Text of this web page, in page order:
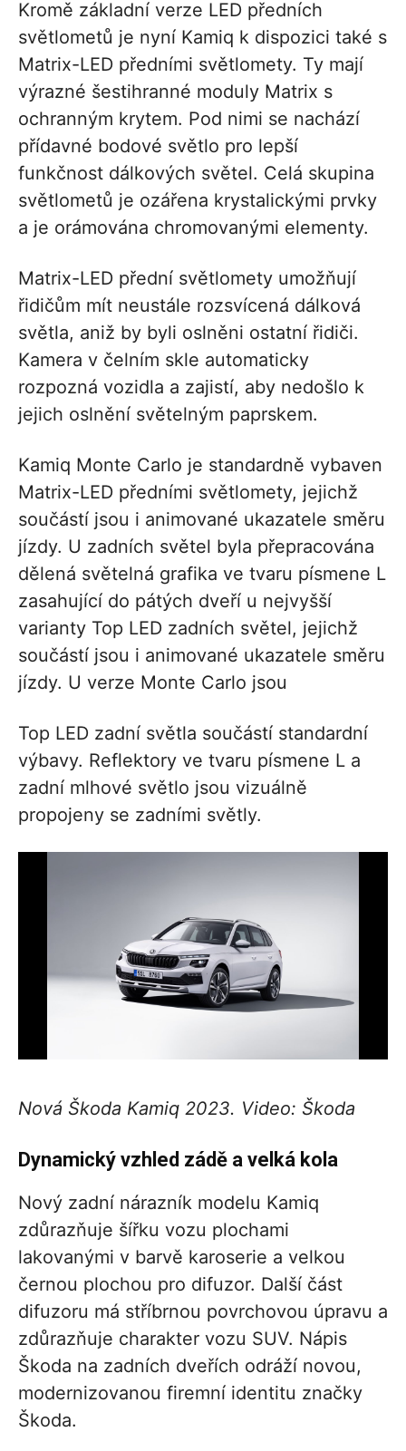
Kromě základní verze LED předních
světlometů je nyní Kamiq k dispozici také s
Matrix-LED předními světlomety. Ty mají
výrazné šestihranné moduly Matrix s
ochranným krytem. Pod nimi se nachází
přídavné bodové světlo pro lepší
funkčnost dálkových světel. Celá skupina
světlometů je ozářena krystalickými prvky
a je orámována chromovanými elementy.
Matrix-LED přední světlomety umožňují
řidičům mít neustále rozsvícená dálková
světla, aniž by byli oslněni ostatní řidiči.
Kamera v čelním skle automaticky
rozpozná vozidla a zajistí, aby nedošlo k
jejich oslnění světelným paprskem.
Kamiq Monte Carlo je standardně vybaven
Matrix-LED předními světlomety, jejichž
součástí jsou i animované ukazatele směru
jízdy. U zadních světel byla přepracována
dělená světelná grafika ve tvaru písmene L
zasahující do pátých dveří u nejvyšší
varianty Top LED zadních světel, jejichž
součástí jsou i animované ukazatele směru
jízdy. U verze Monte Carlo jsou
Top LED zadní světla součástí standardní
výbavy. Reflektory ve tvaru písmene L a
zadní mlhové světlo jsou vizuálně
propojeny se zadními světly.
Nová Škoda Kamiq 2023. Video: Škoda
Dynamický vzhled zádě a velká kola
Nový zadní nárazník modelu Kamiq
zdůrazňuje šířku vozu plochami
lakovanými v barvě karoserie a velkou
černou plochou pro difuzor. Další část
difuzoru má stříbrnou povrchovou úpravu a
zdůrazňuje charakter vozu SUV. Nápis
Škoda na zadních dveřích odráží novou,
modernizovanou firemní identitu značky
Škoda.